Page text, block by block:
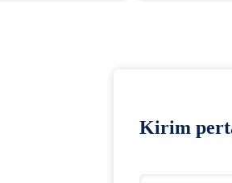
Kirim